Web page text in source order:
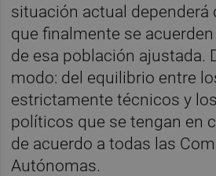
situación actual dependerá
que finalmente se
de esa población ajustada.
modo: del equilibrio entre
estrictamente técnicos y
políticos que se tengan en
de acuerdo a todas las
Autónomas.